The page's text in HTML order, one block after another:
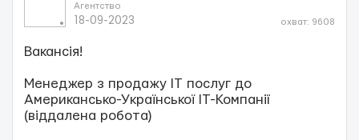
Агентство
18-09-2023 охват: 9608
Вакансія!
Менеджер з продажу IT послуг до
Американсько-Української ІТ-Компанії
(віддалена робота)